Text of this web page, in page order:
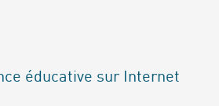
éducative sur Internet